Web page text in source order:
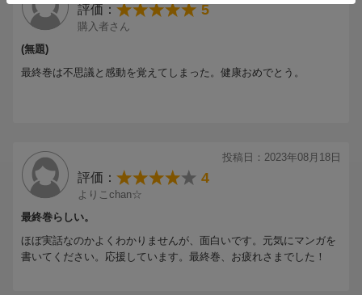
評価： 5
購入者さん
(無題)
最終巻は不思議と感動を覚えてしまった。健康おめでとう。
投稿日：2023年08月18日
評価： 4
よりこchan☆
最終巻らしい。
ほぼ実話なのかよくわかりませんが、面白いです。元気にマンガを
書いてください。応援しています。最終巻、お疲れさまでした！